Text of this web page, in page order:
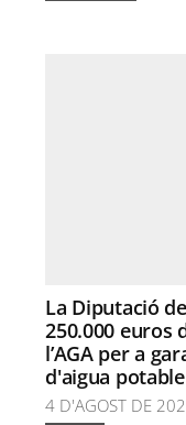
La Diputació
250.000 euros
l’AGA per a
d'aigua
4 D'AGOST DE